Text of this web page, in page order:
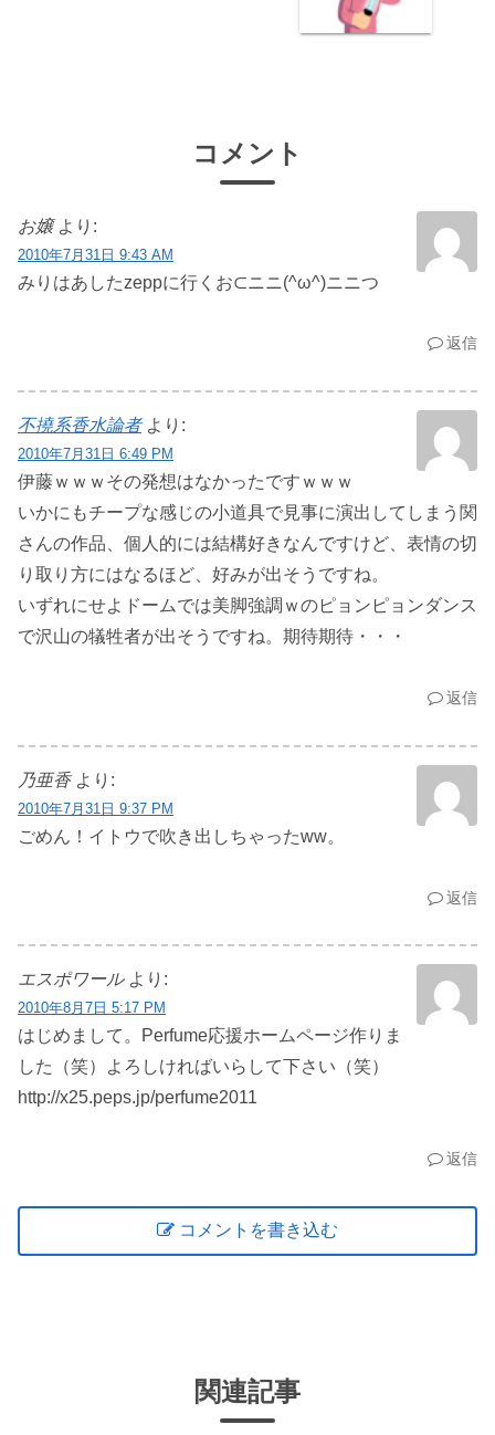
関連記事
コメント
お嬢 より:
2010年7月31日 9:43 AM
みりはあしたzeppに行くお⊂ニニ(^ω^)ニニつ
返信
不撓系香水論者 より:
2010年7月31日 6:49 PM
伊藤ｗｗｗその発想はなかったですｗｗｗ
いかにもチープな感じの小道具で見事に演出してしまう関
さんの作品、個人的には結構好きなんですけど、表情の切
り取り方にはなるほど、好みが出そうですね。
いずれにせよドームでは美脚強調ｗのピョンピョンダンス
で沢山の犠牲者が出そうですね。期待期待・・・
返信
乃亜香 より:
2010年7月31日 9:37 PM
ごめん！イトウで吹き出しちゃったww。
返信
エスポワール より:
2010年8月7日 5:17 PM
はじめまして。Perfume応援ホームページ作りま
した（笑）よろしければいらして下さい（笑）
http://x25.peps.jp/perfume2011
返信
コメントを書き込む